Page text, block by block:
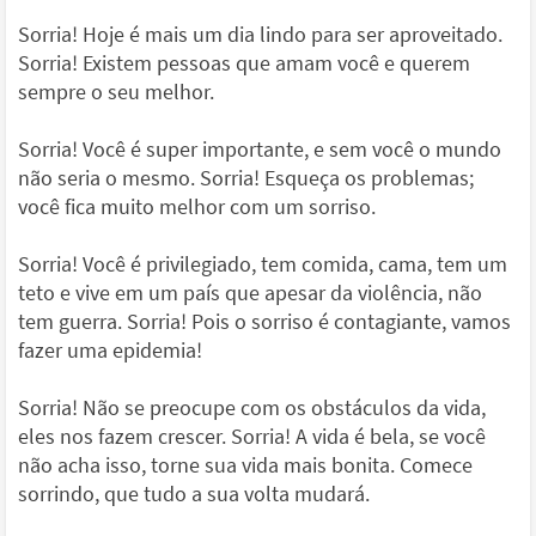
Sorria! Hoje é mais um dia lindo para ser aproveitado.
Sorria! Existem pessoas que amam você e querem
sempre o seu melhor.
Sorria! Você é super importante, e sem você o mundo
não seria o mesmo. Sorria! Esqueça os problemas;
você fica muito melhor com um sorriso.
Sorria! Você é privilegiado, tem comida, cama, tem um
teto e vive em um país que apesar da violência, não
tem guerra. Sorria! Pois o sorriso é contagiante, vamos
fazer uma epidemia!
Sorria! Não se preocupe com os obstáculos da vida,
eles nos fazem crescer. Sorria! A vida é bela, se você
não acha isso, torne sua vida mais bonita. Comece
sorrindo, que tudo a sua volta mudará.